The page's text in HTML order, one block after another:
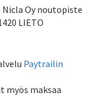
Nicla Oy noutopiste
LIETO
Paytrailin
maksaa